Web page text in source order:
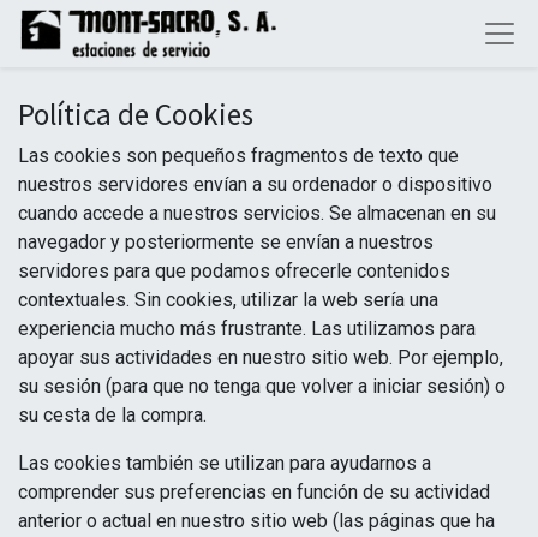
Política de Cookies
Las cookies son pequeños fragmentos de texto que
nuestros servidores envían a su ordenador o dispositivo
cuando accede a nuestros servicios. Se almacenan en su
navegador y posteriormente se envían a nuestros
servidores para que podamos ofrecerle contenidos
contextuales. Sin cookies, utilizar la web sería una
experiencia mucho más frustrante. Las utilizamos para
apoyar sus actividades en nuestro sitio web. Por ejemplo,
su sesión (para que no tenga que volver a iniciar sesión) o
su cesta de la compra.
Las cookies también se utilizan para ayudarnos a
comprender sus preferencias en función de su actividad
anterior o actual en nuestro sitio web (las páginas que ha